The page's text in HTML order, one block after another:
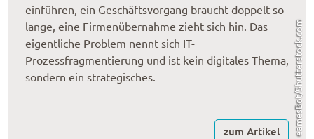
einführen, ein Geschäftsvorgang braucht doppelt so
lange, eine Firmenübernahme zieht sich hin. Das
eigentliche Problem nennt sich IT-
Prozessfragmentierung und ist kein digitales Thema,
sondern ein strategisches.
zum Artikel eamesBot/Shutterstock.com